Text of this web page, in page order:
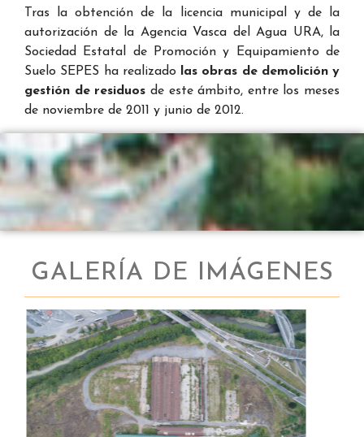
Tras la obtención de la licencia municipal y de la
autorización de la Agencia Vasca del Agua URA, la
Sociedad Estatal de Promoción y Equipamiento de
Suelo SEPES ha realizado
las obras de demolición y
gestión de residuos de este ámbito, entre los meses
de noviembre de 2011 y junio de 2012.
GALERÍA DE IMÁGENES